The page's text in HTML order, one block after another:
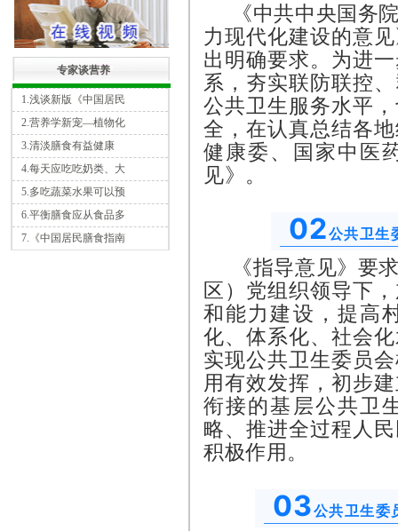
专家谈营养
1.浅谈新版《中国居民
2.营养学新宠—植物化
3.清淡膳食有益健康
4.每天应吃吃奶类、大
5.多吃蔬菜水果可以预
6.平衡膳食应从食品多
7.《中国居民膳食指南
《中共中央国务
力现代化建设的意
出明确要求。为进
系，夯实联防联控
公共卫生服务水平
全，在认真总结各
健康委、国家中医
见》。
02公共卫生
《指导意见》要
区）党组织领导下
和能力建设，提高
化、体系化、社会
实现公共卫生委员
用有效发挥，初步
衔接的基层公共卫
略、推进全过程人
积极作用。
03公共卫生委